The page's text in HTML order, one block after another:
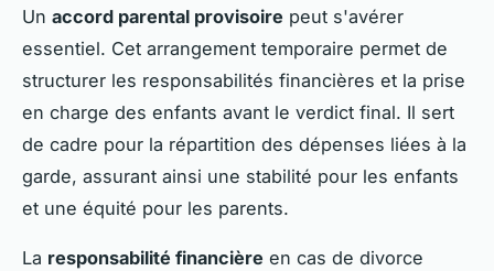
Un accord parental provisoire peut s'avérer
essentiel. Cet arrangement temporaire permet de
structurer les responsabilités financières et la prise
en charge des enfants avant le verdict final. Il sert
de cadre pour la répartition des dépenses liées à la
garde, assurant ainsi une stabilité pour les enfants
et une équité pour les parents.
La responsabilité financière en cas de divorce